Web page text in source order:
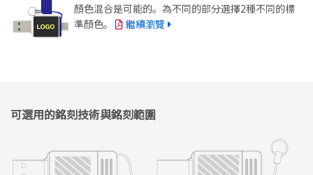
顏色混合是可能的。為不同的部分選擇2種不同的標
準顏色。
繼續瀏覽
可選用的銘刻技術與銘刻範圍